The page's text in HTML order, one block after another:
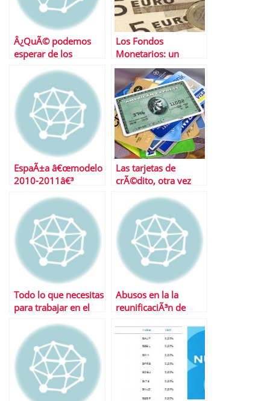
Â¿QuÃ© podemos
esperar de los
semana?
Los Fondos
Monetarios: un
negocio solo para la
gestora
EspaÃ±a â€œmodelo
2010-2011â€³
Las tarjetas de
crÃ©dito, otra vez
Todo lo que necesitas
para trabajar en el
Abusos en la la
reunificaciÃ³n de